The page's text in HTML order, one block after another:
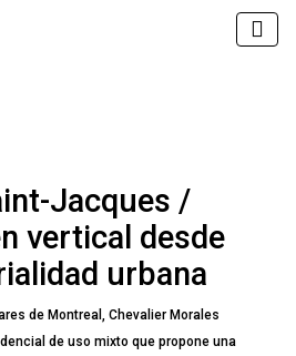
Jacques /
vertical desde
urbana
de Montreal, Chevalier Morales
de uso mixto que propone una